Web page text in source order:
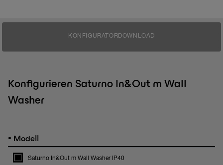
KONFIGURATORDOWNLOAD
Konfigurieren Saturno In&Out m Wall
Washer
• Modell
Saturno In&Out m Wall Washer IP40